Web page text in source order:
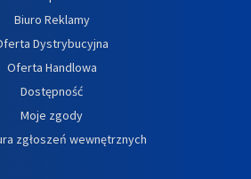
Biuro Reklamy
Dystrybucyjna
Oferta Handlowa
Dostępność
Moje zgody
zgłoszeń wewnętrznych